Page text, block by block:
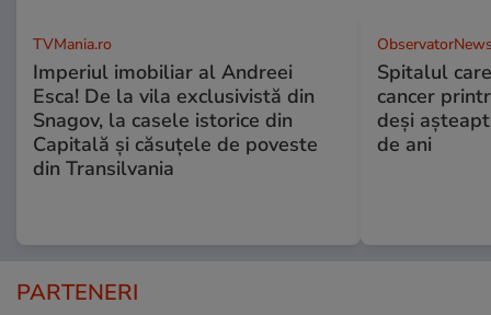
TVMania.ro
Imperiul imobiliar al Andreei
Esca! De la vila exclusivistă din
Snagov, la casele istorice din
Capitală și căsuțele de poveste
din Transilvania
Spitalul
cancer
deşi
de ani
PARTENERI